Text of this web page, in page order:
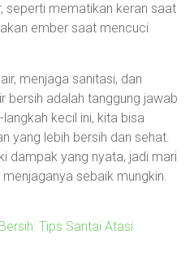
seperti mematikan keran saat
ember saat mencuci
menjaga sanitasi, dan
bersih adalah tanggung jawab
kecil ini, kita bisa
yang lebih bersih dan sehat.
dampak yang nyata, jadi mari
sebaik mungkin.
Tips Santai Atasi